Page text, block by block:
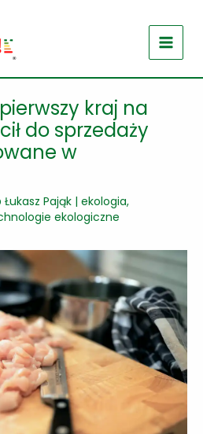
kraj na
do sprzedaży
w
Łukasz Pająk | ekologia,
ekologiczne